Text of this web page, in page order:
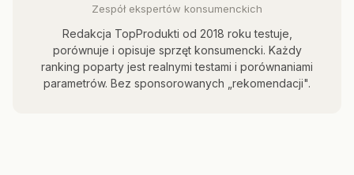
Zespół ekspertów konsumenckich
Redakcja TopProdukti od 2018 roku testuje,
porównuje i opisuje sprzęt konsumencki. Każdy
ranking poparty jest realnymi testami i porównaniami
parametrów. Bez sponsorowanych „rekomendacji".